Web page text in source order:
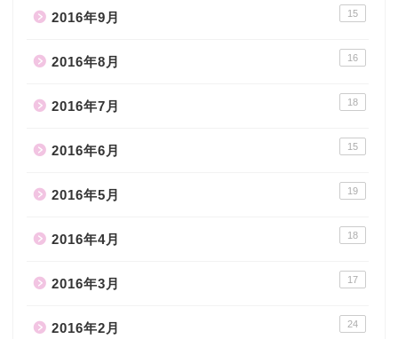
2016年9月 15
2016年8月 16
2016年7月 18
2016年6月 15
2016年5月 19
2016年4月 18
2016年3月 17
2016年2月 24